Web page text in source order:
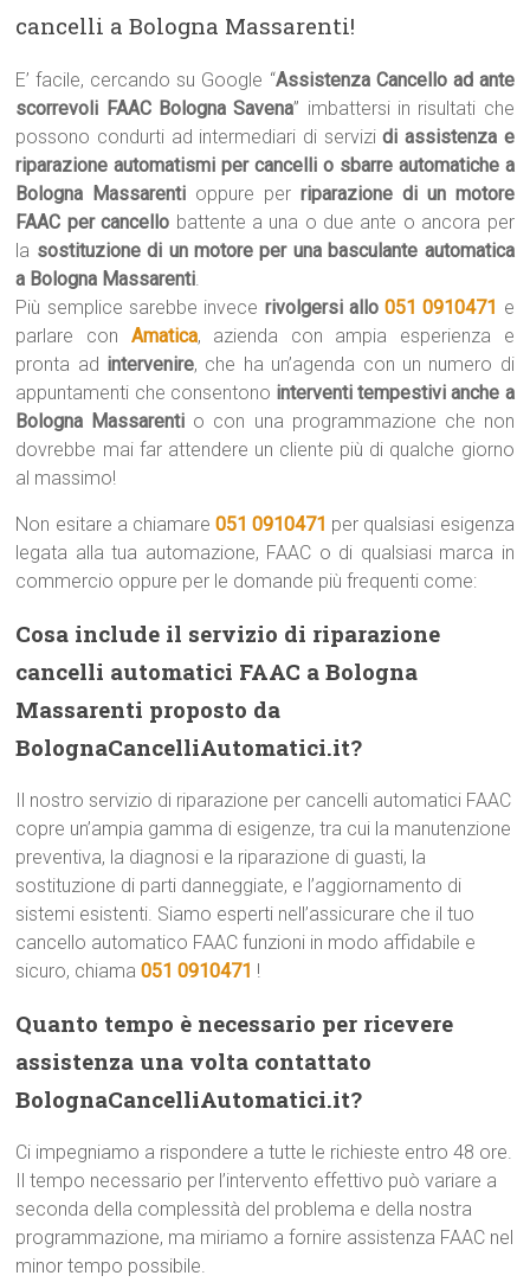
cancelli a Bologna Massarenti!
E’ facile, cercando su Google “Assistenza Cancello ad ante
scorrevoli FAAC Bologna Savena” imbattersi in risultati che
possono condurti ad intermediari di servizidi assistenza e
riparazione automatismi per cancelli o sbarre automatiche a
Bologna Massarenti oppure per riparazione di un motore
FAAC per cancello battente a una o due ante o ancora per
la sostituzione di un motore per una basculante automatica
a Bologna Massarenti.
Più semplice sarebbe invece rivolgersi allo051 0910471 e
parlare con Amatica, azienda con ampia esperienza e
pronta ad intervenire, che ha un’agenda con un numero di
appuntamenti che consentono interventi tempestivi anche a
Bologna Massarenti o con una programmazione che non
dovrebbe mai far attendere un cliente più di qualche giorno
al massimo!
Non esitare a chiamare 051 0910471 per qualsiasi esigenza
legata alla tua automazione, FAAC o di qualsiasi marca in
commercio oppure per le domande più frequenti come:
Cosa include il servizio di riparazione
cancelli automatici FAAC a Bologna
Massarenti proposto da
BolognaCancelliAutomatici.it?
Il nostro servizio di riparazione per cancelli automatici FAAC
copre un’ampia gamma di esigenze, tra cui la manutenzione
preventiva, la diagnosi e la riparazione di guasti, la
sostituzione di parti danneggiate, e l’aggiornamento di
sistemi esistenti. Siamo esperti nell’assicurare che il tuo
cancello automatico FAAC funzioni in modo affidabile e
sicuro, chiama051 0910471 !
Quanto tempo è necessario per ricevere
assistenza una volta contattato
BolognaCancelliAutomatici.it?
Ci impegniamo a rispondere a tutte le richieste entro 48 ore.
Il tempo necessario per l’intervento effettivo può variare a
seconda della complessità del problema e della nostra
programmazione, ma miriamo a fornire assistenza FAAC nel
minor tempo possibile.